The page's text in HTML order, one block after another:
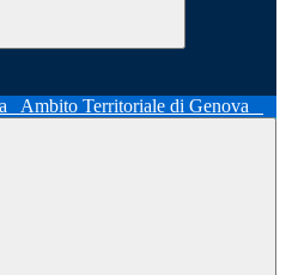
Ambito Territoriale di Genova